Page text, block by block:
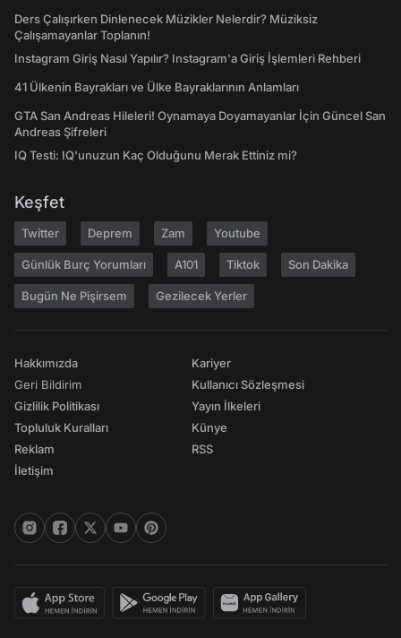
Ders Çalışırken Dinlenecek Müzikler Nelerdir? Müziksiz
Çalışamayanlar Toplanın!
Instagram Giriş Nasıl Yapılır? Instagram'a Giriş İşlemleri Rehberi
41 Ülkenin Bayrakları ve Ülke Bayraklarının Anlamları
GTA San Andreas Hileleri! Oynamaya Doyamayanlar İçin Güncel San
Andreas Şifreleri
IQ Testi: IQ'unuzun Kaç Olduğunu Merak Ettiniz mi?
Keşfet
Twitter Deprem Zam Youtube
Günlük Burç Yorumları A101 Tiktok Son Dakika
Bugün Ne Pişirsem Gezilecek Yerler
Hakkımızda
Geri Bildirim
Gizlilik Politikası
Topluluk Kuralları
Reklam
İletişim
Kariyer
Kullanıcı Sözleşmesi
Yayın İlkeleri
Künye
RSS